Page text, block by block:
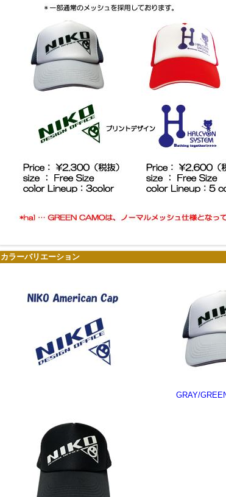
カラーバリエーション
GRAY/